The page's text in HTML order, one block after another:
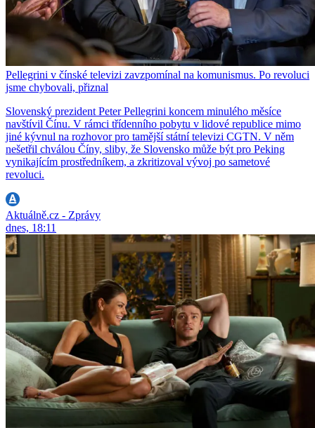
Pellegrini v čínské televizi zavzpomínal na komunismus. Po revoluci
jsme chybovali, přiznal
Slovenský prezident Peter Pellegrini koncem minulého měsíce
navštívil Čínu. V rámci třídenního pobytu v lidové republice mimo
jiné kývnul na rozhovor pro tamější státní televizi CGTN. V něm
nešetřil chválou Číny, sliby, že Slovensko může být pro Peking
vynikajícím prostředníkem, a zkritizoval vývoj po sametové
revoluci.
Aktuálně.cz - Zprávy
dnes, 18:11